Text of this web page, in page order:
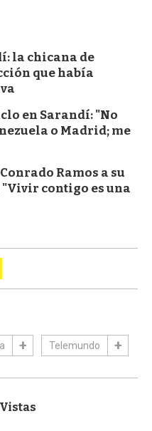
la chicana de
que había
en Sarandí: "No
o Madrid; me
Ramos a su
contigo es una
Telemundo